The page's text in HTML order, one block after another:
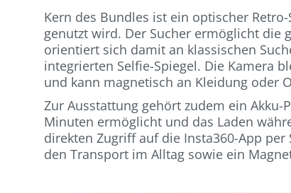
Kern des Bundles ist ein optischer
genutzt wird. Der Sucher ermöglicht die
orientiert sich damit an klassischen
integrierten Selfie-Spiegel. Die Kamera
und kann magnetisch an Kleidung oder
Zur Ausstattung gehört zudem ein
Minuten ermöglicht und das Laden
direkten Zugriff auf die Insta360-App
den Transport im Alltag sowie ein